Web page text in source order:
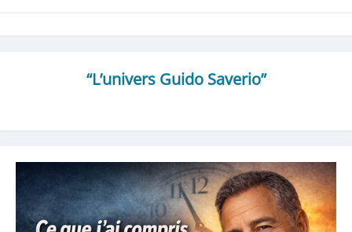
“L’univers Guido Saverio”